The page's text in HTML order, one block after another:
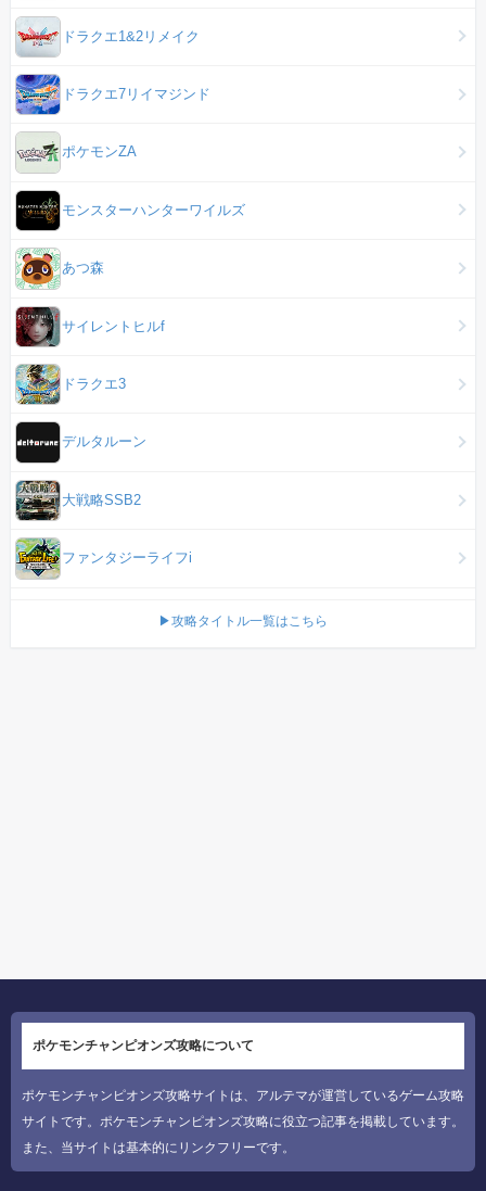
ドラクエ1&2リメイク
ドラクエ7リイマジンド
ポケモンZA
モンスターハンターワイルズ
あつ森
サイレントヒルf
ドラクエ3
デルタルーン
大戦略SSB2
ファンタジーライフi
▶攻略タイトル一覧はこちら
ポケモンチャンピオンズ攻略について
ポケモンチャンピオンズ攻略サイトは、アルテマが運営しているゲーム攻略
サイトです。ポケモンチャンピオンズ攻略に役立つ記事を掲載しています。
また、当サイトは基本的にリンクフリーです。